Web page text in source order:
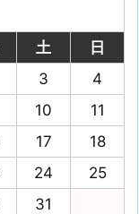
土
日
3
4
10
11
17
18
24
25
31